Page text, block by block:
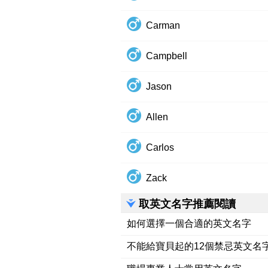
Carman
Campbell
Jason
Allen
Carlos
Zack
取英文名字推薦閱讀
如何選擇一個合適的英文名字
不能給寶貝起的12個禁忌英文名